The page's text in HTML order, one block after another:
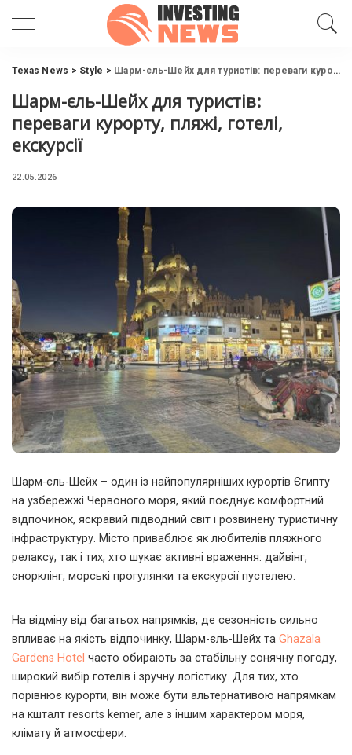
Texas News > Style > Шарм-єль-Шейх для туристів: переваги курорту, пляжі, готелі, екскурсії
Шарм-єль-Шейх для туристів:
переваги курорту, пляжі, готелі,
екскурсії
22.05.2026
Шарм-єль-Шейх – один із найпопулярніших курортів Єгипту
на узбережжі Червоного моря, який поєднує комфортний
відпочинок, яскравий підводний світ і розвинену туристичну
інфраструктуру. Місто приваблює як любителів пляжного
релаксу, так і тих, хто шукає активні враження: дайвінг,
снорклінг, морські прогулянки та екскурсії пустелею.
На відміну від багатьох напрямків, де сезонність сильно
впливає на якість відпочинку, Шарм-єль-Шейх та Ghazala
Gardens Hotel часто обирають за стабільну сонячну погоду,
широкий вибір готелів і зручну логістику. Для тих, хто
порівнює курорти, він може бути альтернативою напрямкам
на кшталт resorts kemer, але з іншим характером моря,
клімату й атмосфери.